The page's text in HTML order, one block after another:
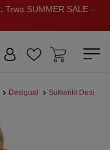
Trwa SUMMER SALE –
Desigual Sukienki Desigual